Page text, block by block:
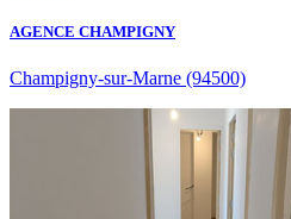
AGENCE CHAMPIGNY
Champigny-sur-Marne (94500)